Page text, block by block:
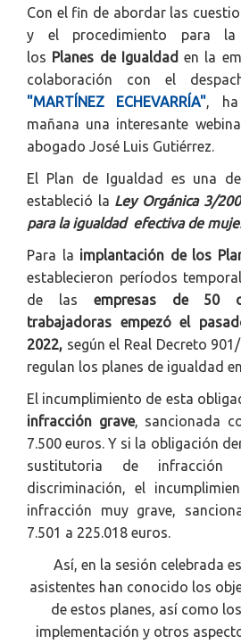
Con el fin de abordar las
y el procedimiento para la
los Planes de Igualdad en la
colaboración con el
"MARTÍNEZ ECHEVARRÍA", ha
mañana una interesante
abogado José Luis Gutiérrez.
El Plan de Igualdad
es una
estableció la Ley Orgánica 3/
para laigualdadefectiva de
Para la implantación de los
establecieron períodos
de las empresas de 50
trabajadoras empezóel
2022, según el Real Decreto
regulan los planes de igualdad
El incumplimiento de esta
infracción grave, sancionada
7.500 euros. Y si la obligación
sustitutoria de
discriminación, el
infracción muy grave,
7.501 a 225.018 euros.
Así, en la sesión celebrada
asistentes han conocido los
de estos planes, así como
implementación y otros